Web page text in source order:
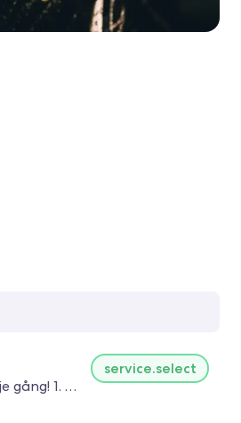
Utvändig Tvätt på Wimch är inte som på andra ställen, här har vi ett samlat paket där vi gör följande stegsvis för att du ska vara nöjd varje gång! 1. Asfaltsborttagning (Kallavfettning) 2. Flygrostlösning (Tar bort små orange/gula prickar) 3. Fälgtvätt (Tar bort inbränt bromsdamm) 4. Alkalisk avfettning (Tar bort fågelspill och insekter) OBS. är insikterna tillräckligt inbrända rekommenderar vi att polera bort detta! 5. Avspolning 6. Schamponering (Tar bort sista trafikfilmen) 7. Avspoling 8. Applicering av snabbvax 9. Avspolning 10. Avtorkning, Nu är din bil klar och redo för vardagen igen!
service.select